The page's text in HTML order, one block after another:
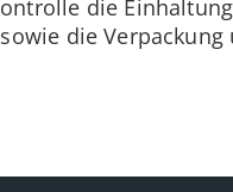
die
die